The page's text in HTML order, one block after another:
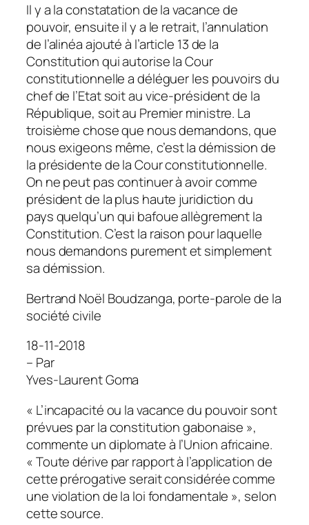
Il y a la constatation de la vacance de
pouvoir, ensuite il y a le retrait, l’annulation
de l’alinéa ajouté à l’article 13 de la
Constitution qui autorise la Cour
constitutionnelle a déléguer les pouvoirs du
chef de l’Etat soit au vice-président de la
République, soit au Premier ministre. La
troisième chose que nous demandons, que
nous exigeons même, c’est la démission de
la présidente de la Cour constitutionnelle.
On ne peut pas continuer à avoir comme
président de la plus haute juridiction du
pays quelqu’un qui bafoue allègrement la
Constitution. C’est la raison pour laquelle
nous demandons purement et simplement
sa démission.
Bertrand Noël Boudzanga, porte-parole de la
société civile
18-11-2018
– Par
Yves-Laurent Goma
« L’incapacité ou la vacance du pouvoir sont
prévues par la constitution gabonaise »,
commente un diplomate à l’Union africaine.
«Toute dérive par rapport à l’application de
cette prérogative serait considérée comme
une violation de la loi fondamentale », selon
cette source.